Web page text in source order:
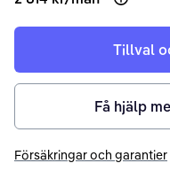
Open
Tillval
Få hjälp
Försäkringar och garantier